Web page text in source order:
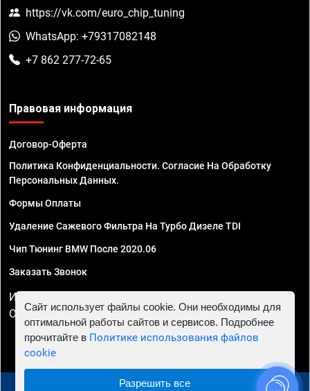
https://vk.com/euro_chip_tuning
WhatsApp: +79317082148
+7 862 277-72-65
Правовая информация
Договор-Оферта
Политика Конфиденциальности. Согласие На Обработку
Персональных Данных.
Формы Оплаты
Удаление Сажевого Фильтра На Турбо Дизеле TDI
Чип Тюнинг BMW После 2020.06
Заказать Звонок
ИП Смирнов Георгий Павлович. ИНН 781302555843,
ОГРНИП 324470400032610
© 2010 - 2026 Чип тюнинг в Сочи - Автосервис "Евро
Сайт использует файлы cookie. Они необходимы для
оптимальной работы сайтов и сервисов. Подробнее
прочитайте в Политике использования файлов
cookie
Разрешить все